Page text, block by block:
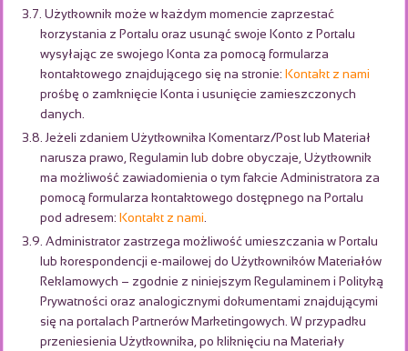
3.7. Użytkownik może w każdym momencie zaprzestać
korzystania z Portalu oraz usunąć swoje Konto z Portalu
wysyłając ze swojego Konta za pomocą formularza
kontaktowego znajdującego się na stronie: Kontakt z nami
prośbę o zamknięcie Konta i usunięcie zamieszczonych
danych.
3.8. Jeżeli zdaniem Użytkownika Komentarz/Post lub Materiał
narusza prawo, Regulamin lub dobre obyczaje, Użytkownik
ma możliwość zawiadomienia o tym fakcie Administratora za
pomocą formularza kontaktowego dostępnego na Portalu
pod adresem: Kontakt z nami.
3.9. Administrator zastrzega możliwość umieszczania w Portalu
lub korespondencji e-mailowej do Użytkowników Materiałów
Reklamowych – zgodnie z niniejszym Regulaminem i Polityką
Prywatności oraz analogicznymi dokumentami znajdującymi
się na portalach Partnerów Marketingowych. W przypadku
przeniesienia Użytkownika, po kliknięciu na Materiały